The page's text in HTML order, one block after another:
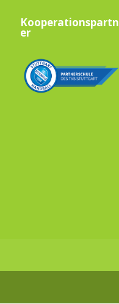
Kooperationspartn
er